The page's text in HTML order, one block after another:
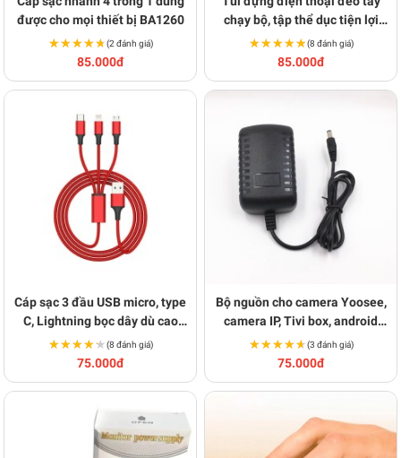
được cho mọi thiết bị BA1260
★★★★★
★★★★★(2 đánh giá)
85.000đ
chạy bộ, tập thể dục tiện lợi
BA640
★★★★★
★★★★★(8 đánh giá)
85.000đ
Cáp sạc 3 đầu USB micro, type
C, Lightning bọc dây dù cao
cấp Y111
★★★★★
★★★★★(8 đánh giá)
75.000đ
Bộ nguồn cho camera Yoosee,
camera IP, Tivi box, android
box BA1344
★★★★★
★★★★★(3 đánh giá)
75.000đ